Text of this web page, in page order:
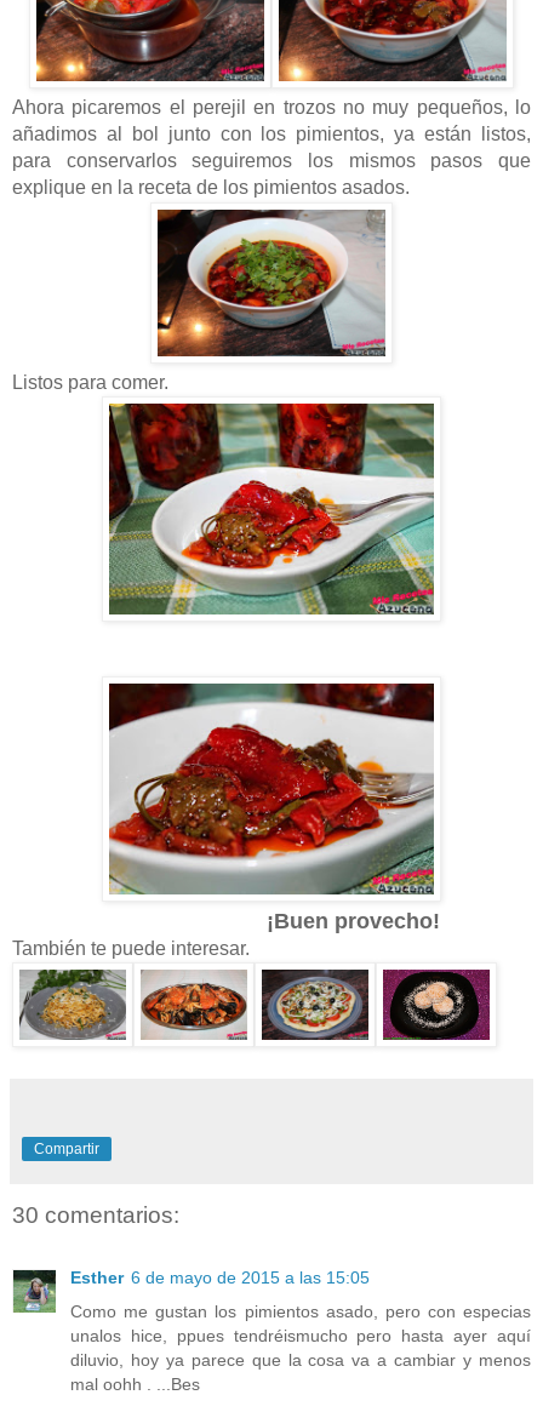
Ahora picaremos el perejil en trozos no muy pequeños, lo
añadimos al bol junto con los pimientos, ya están listos,
para conservarlos seguiremos los mismos pasos que
explique en la receta de los pimientos asados.
Listos para comer.
¡Buen provecho!
También te puede interesar.
Compartir
30 comentarios:
Esther 6 de mayo de 2015 a las 15:05
Como me gustan los pimientos asado, pero con especias
unalos hice, ppues tendréismucho pero hasta ayer aquí
diluvio, hoy ya parece que la cosa va a cambiar y menos
mal oohh . ...Bes